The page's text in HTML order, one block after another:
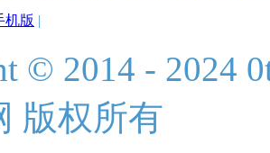
机版 |
© 2014 - 2024
版权所有